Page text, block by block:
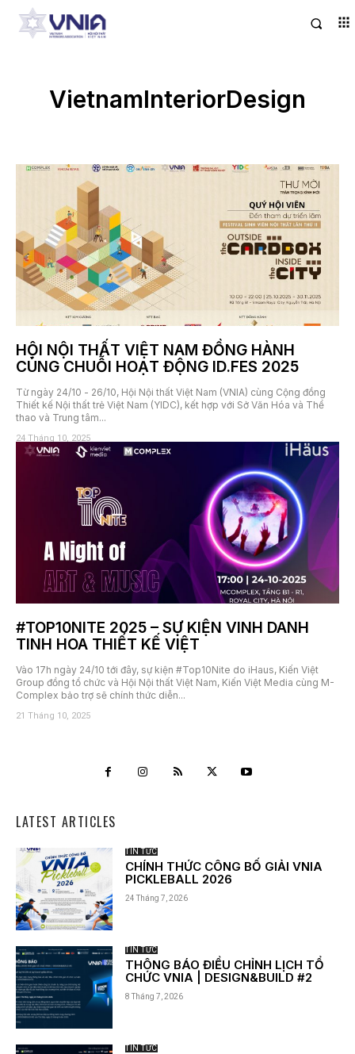
VietnamInteriorDesign
HỘI NỘI THẤT VIỆT NAM ĐỒNG HÀNH
CÙNG CHUỖI HOẠT ĐỘNG ID.FES 2025
Từ ngày 24/10 - 26/10, Hội Nội thất Việt Nam (VNIA) cùng Cộng đồng
Thiết kế Nội thất trẻ Việt Nam (YIDC), kết hợp với Sở Văn Hóa và Thể
thao và Trung tâm...
24 Tháng 10, 2025
#TOP10NITE 2025 – SỰ KIỆN VINH DANH
TINH HOA THIẾT KẾ VIỆT
Vào 17h ngày 24/10 tới đây, sự kiện #Top10Nite do iHaus, Kiến Việt
Group đồng tổ chức và Hội Nội thất Việt Nam, Kiến Việt Media cùng M-
Complex bảo trợ sẽ chính thức diễn...
21 Tháng 10, 2025
LATEST ARTICLES
TIN TỨC
CHÍNH THỨC CÔNG BỐ GIẢI VNIA
PICKLEBALL 2026
24 Tháng 7, 2026
TIN TỨC
THÔNG BÁO ĐIỀU CHỈNH LỊCH TỔ
CHỨC VNIA | DESIGN&BUILD #2
8 Tháng 7, 2026
TIN TỨC